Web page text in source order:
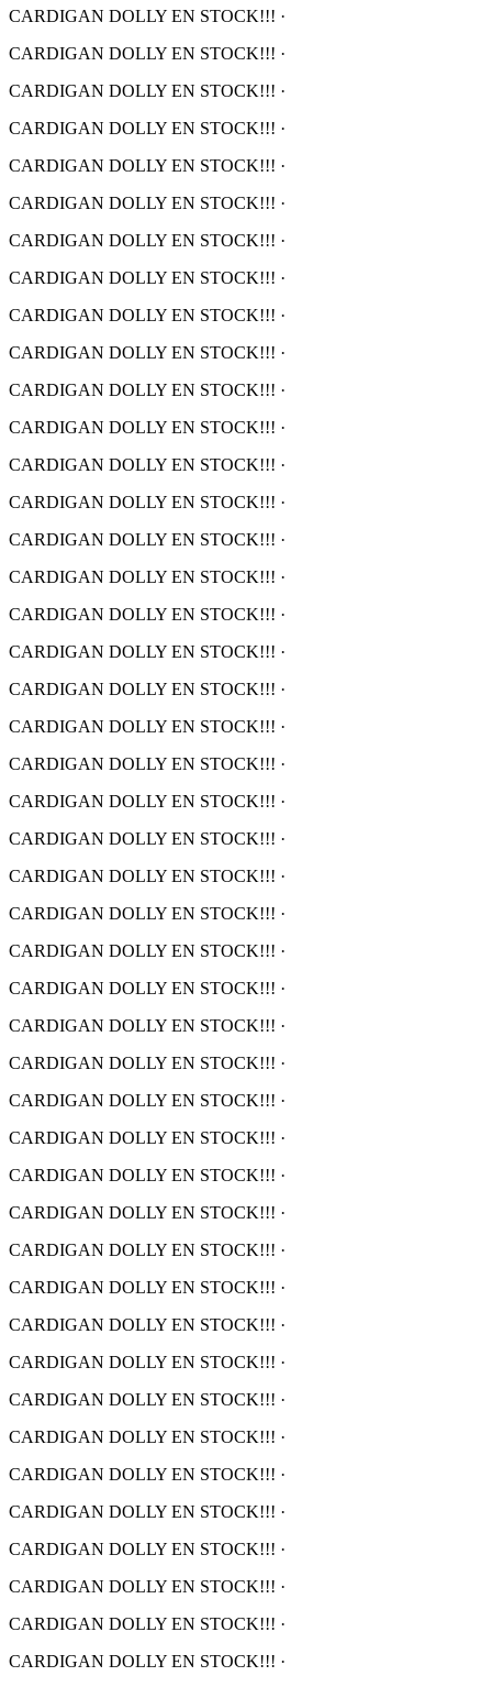
CARDIGAN DOLLY EN STOCK!!! ·
CARDIGAN DOLLY EN STOCK!!! ·
CARDIGAN DOLLY EN STOCK!!! ·
CARDIGAN DOLLY EN STOCK!!! ·
CARDIGAN DOLLY EN STOCK!!! ·
CARDIGAN DOLLY EN STOCK!!! ·
CARDIGAN DOLLY EN STOCK!!! ·
CARDIGAN DOLLY EN STOCK!!! ·
CARDIGAN DOLLY EN STOCK!!! ·
CARDIGAN DOLLY EN STOCK!!! ·
CARDIGAN DOLLY EN STOCK!!! ·
CARDIGAN DOLLY EN STOCK!!! ·
CARDIGAN DOLLY EN STOCK!!! ·
CARDIGAN DOLLY EN STOCK!!! ·
CARDIGAN DOLLY EN STOCK!!! ·
CARDIGAN DOLLY EN STOCK!!! ·
CARDIGAN DOLLY EN STOCK!!! ·
CARDIGAN DOLLY EN STOCK!!! ·
CARDIGAN DOLLY EN STOCK!!! ·
CARDIGAN DOLLY EN STOCK!!! ·
CARDIGAN DOLLY EN STOCK!!! ·
CARDIGAN DOLLY EN STOCK!!! ·
CARDIGAN DOLLY EN STOCK!!! ·
CARDIGAN DOLLY EN STOCK!!! ·
CARDIGAN DOLLY EN STOCK!!! ·
CARDIGAN DOLLY EN STOCK!!! ·
CARDIGAN DOLLY EN STOCK!!! ·
CARDIGAN DOLLY EN STOCK!!! ·
CARDIGAN DOLLY EN STOCK!!! ·
CARDIGAN DOLLY EN STOCK!!! ·
CARDIGAN DOLLY EN STOCK!!! ·
CARDIGAN DOLLY EN STOCK!!! ·
CARDIGAN DOLLY EN STOCK!!! ·
CARDIGAN DOLLY EN STOCK!!! ·
CARDIGAN DOLLY EN STOCK!!! ·
CARDIGAN DOLLY EN STOCK!!! ·
CARDIGAN DOLLY EN STOCK!!! ·
CARDIGAN DOLLY EN STOCK!!! ·
CARDIGAN DOLLY EN STOCK!!! ·
CARDIGAN DOLLY EN STOCK!!! ·
CARDIGAN DOLLY EN STOCK!!! ·
CARDIGAN DOLLY EN STOCK!!! ·
CARDIGAN DOLLY EN STOCK!!! ·
CARDIGAN DOLLY EN STOCK!!! ·
CARDIGAN DOLLY EN STOCK!!! ·